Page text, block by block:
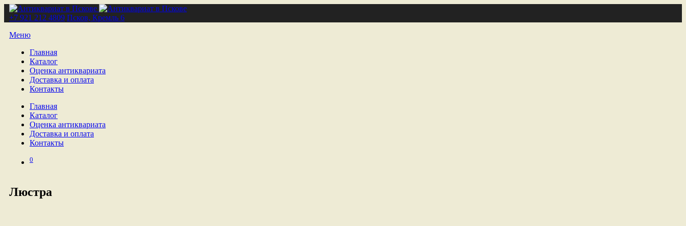
+7 921 212 4809 Псков, Кремль 6
Меню
Главная
Каталог
Оценка антиквариата
Доставка и оплата
Контакты
Главная
Каталог
Оценка антиквариата
Доставка и оплата
Контакты
0
Люстра